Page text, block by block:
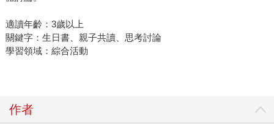
適讀年齡：3歲以上
關鍵字：生日書、親子共讀、思考討論
學習領域：綜合活動
作者